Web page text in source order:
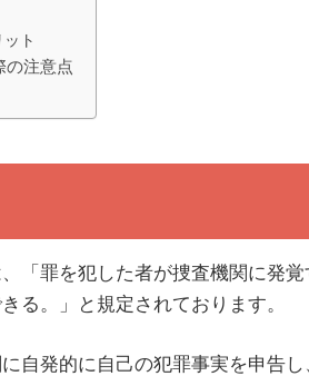
ト
の注意点
「罪を犯した者が捜査機関に発
る。」と規定されております。
自発的に自己の犯罪事実を申告